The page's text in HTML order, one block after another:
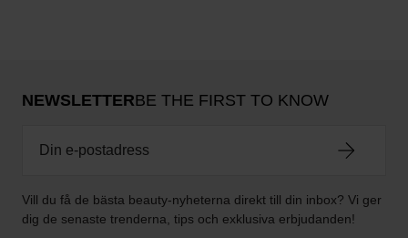
NEWSLETTERBE THE FIRST TO KNOW
Vill du få de bästa beauty-nyheterna direkt till din inbox? Vi ger
dig de senaste trenderna, tips och exklusiva erbjudanden!